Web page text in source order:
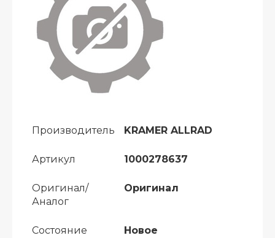
Производитель KRAMER ALLRAD
Артикул 1000278637
Оригинал/
Аналог
Оригинал
Состояние Новое